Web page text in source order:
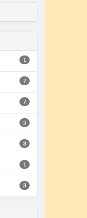
1
7
7
5
3
1
3